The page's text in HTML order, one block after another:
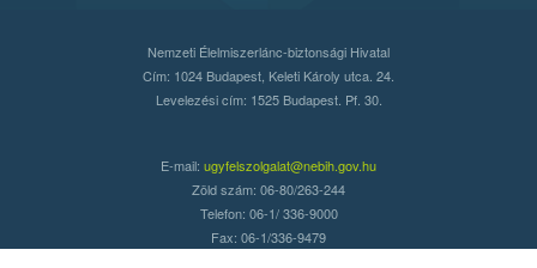
Nemzeti Élelmiszerlánc-biztonsági Hivatal
Cím: 1024 Budapest, Keleti Károly utca. 24.
Levelezési cím: 1525 Budapest. Pf. 30.
E-mail: ugyfelszolgalat@nebih.gov.hu
Zöld szám: 06-80/263-244
Telefon: 06-1/ 336-9000
Fax: 06-1/336-9479